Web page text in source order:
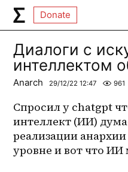
Donate
Диалоги с
интеллектом
Anarch 29/12/22 12:47 961
Спросил у chatgpt
интеллект (ИИ)
реализации
уровне и вот что ИИ